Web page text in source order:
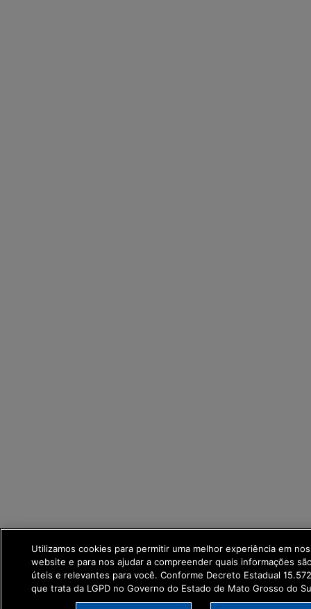
Utilizamos cookies para permitir uma melhor experiência em
website e para nos ajudar a compreender quais informações
úteis e relevantes para você. Conforme Decreto Estadual
que trata da LGPD no Governo do Estado de Mato Grosso do